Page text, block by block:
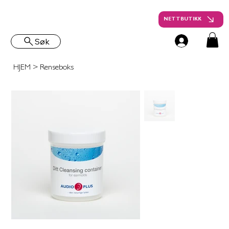
Søk
NETTBUTIKK
HJEM > Renseboks